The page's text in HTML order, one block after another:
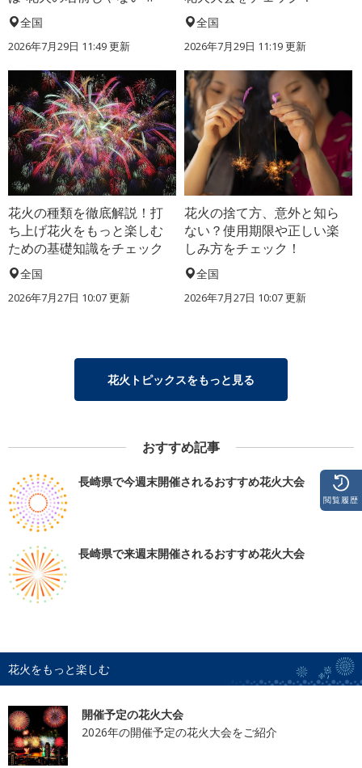
全国
2026年7月29日 11:49 更新
全国
2026年7月29日 11:19 更新
花火の種類を徹底解説！打
ち上げ花火をもっと楽しむ
ための基礎知識をチェック
全国
2026年7月27日 10:07 更新
花火の捨て方、意外と知ら
ない？使用期限や正しい楽
しみ方をチェック！
全国
2026年7月27日 10:07 更新
花火トピックスをもっと見る
おすすめ記事
長崎県で今週末開催されるおすすめ花火大会
長崎県で来週末開催されるおすすめ花火大会
花火をもっと楽しむ
開催予定の花火大会
2026年の開催予定の花火大会をご紹介
閲覧履歴